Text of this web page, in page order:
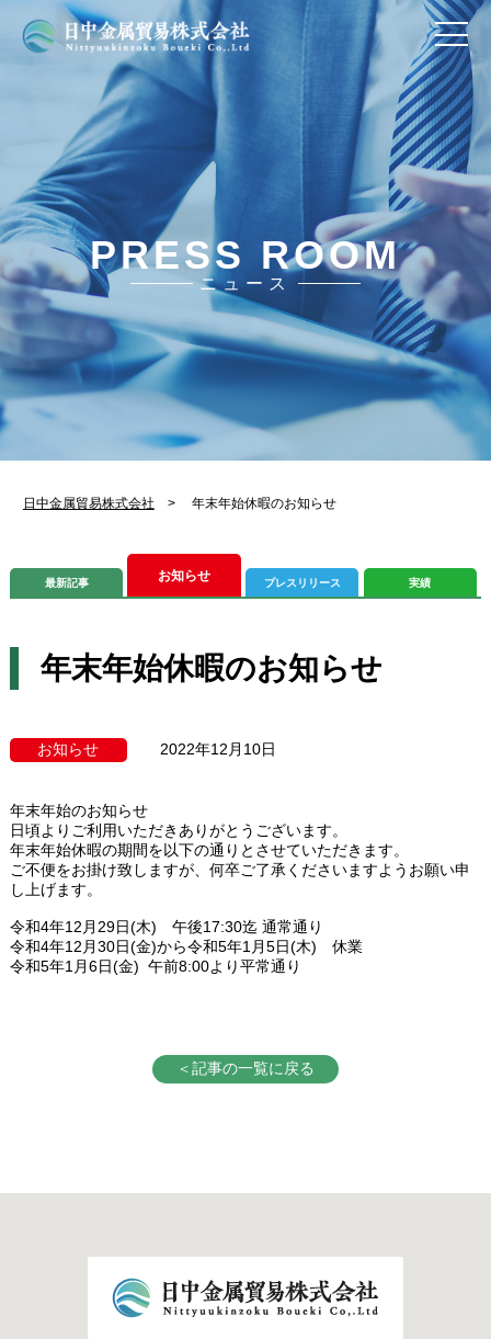
PRESS ROOM
ニュース
日中金属貿易株式会社 > 年末年始休暇のお知らせ
最新記事 お知らせ プレスリリース 実績
年末年始休暇のお知らせ
お知らせ 2022年12月10日
年末年始のお知らせ
日頃よりご利用いただきありがとうございます。
年末年始休暇の期間を以下の通りとさせていただきます。
ご不便をお掛け致しますが、何卒ご了承くださいますようお願い申
し上げます。
令和4年12月29日(木) 午後17:30迄 通常通り
令和4年12月30日(金)から令和5年1月5日(木) 休業
令和5年1月6日(金) 午前8:00より平常通り
＜記事の一覧に戻る